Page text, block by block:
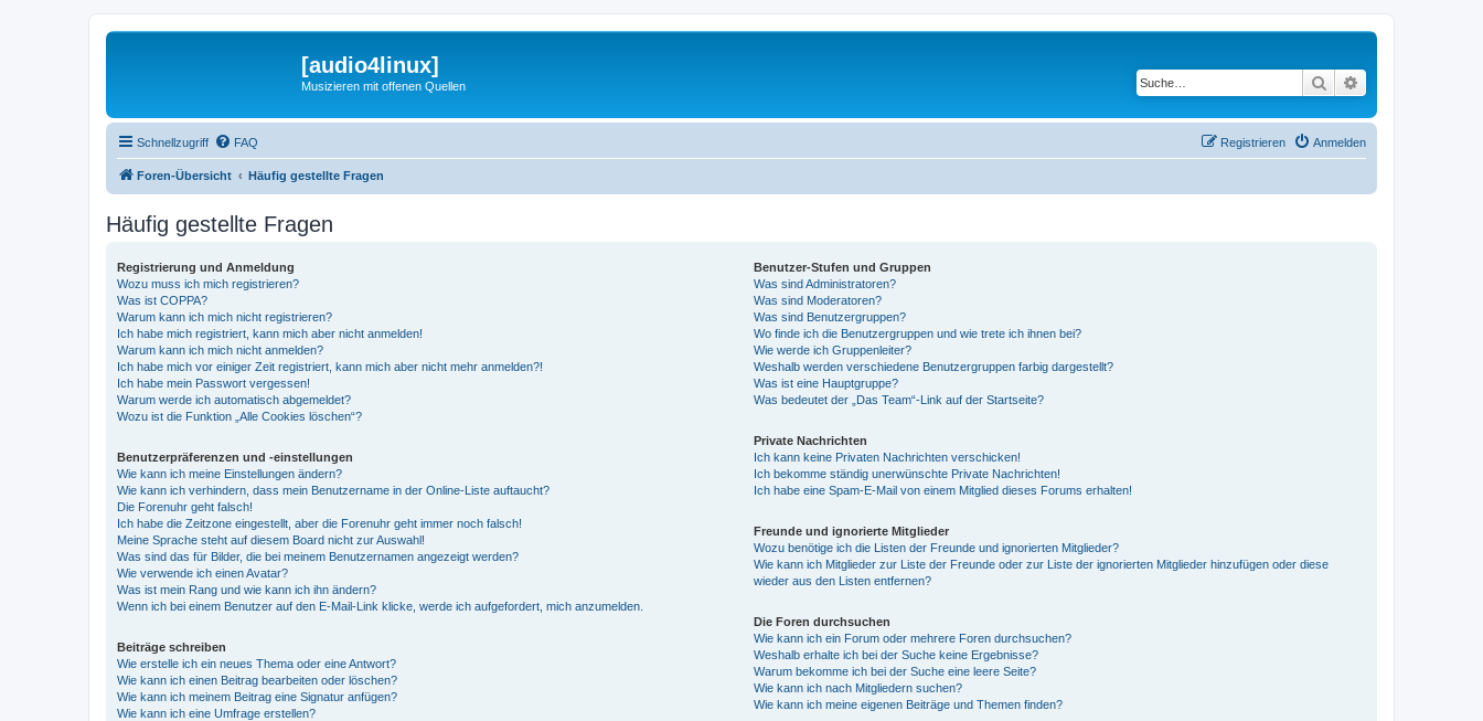
[audio4linux]
Musizieren mit offenen Quellen Suche
Schnellzugriff FAQ Anmelden
Registrieren
Foren-Übersicht Häufig gestellte Fragen
Häufig gestellte Fragen
Registrierung und Anmeldung
Wozu muss ich mich registrieren?
Was ist COPPA?
Warum kann ich mich nicht registrieren?
Ich habe mich registriert, kann mich aber nicht anmelden!
Warum kann ich mich nicht anmelden?
Ich habe mich vor einiger Zeit registriert, kann mich aber nicht mehr anmelden?!
Ich habe mein Passwort vergessen!
Warum werde ich automatisch abgemeldet?
Wozu ist die Funktion „Alle Cookies löschen“?
Benutzerpräferenzen und -einstellungen
Wie kann ich meine Einstellungen ändern?
Wie kann ich verhindern, dass mein Benutzername in der Online-Liste auftaucht?
Die Forenuhr geht falsch!
Ich habe die Zeitzone eingestellt, aber die Forenuhr geht immer noch falsch!
Meine Sprache steht auf diesem Board nicht zur Auswahl!
Was sind das für Bilder, die bei meinem Benutzernamen angezeigt werden?
Wie verwende ich einen Avatar?
Was ist mein Rang und wie kann ich ihn ändern?
Wenn ich bei einem Benutzer auf den E-Mail-Link klicke, werde ich aufgefordert, mich anzumelden.
Beiträge schreiben
Wie erstelle ich ein neues Thema oder eine Antwort?
Wie kann ich einen Beitrag bearbeiten oder löschen?
Wie kann ich meinem Beitrag eine Signatur anfügen?
Wie kann ich eine Umfrage erstellen?
Benutzer-Stufen und Gruppen
Was sind Administratoren?
Was sind Moderatoren?
Was sind Benutzergruppen?
Wo finde ich die Benutzergruppen und wie trete ich ihnen bei?
Wie werde ich Gruppenleiter?
Weshalb werden verschiedene Benutzergruppen farbig dargestellt?
Was ist eine Hauptgruppe?
Was bedeutet der „Das Team“-Link auf der Startseite?
Private Nachrichten
Ich kann keine Privaten Nachrichten verschicken!
Ich bekomme ständig unerwünschte Private Nachrichten!
Ich habe eine Spam-E-Mail von einem Mitglied dieses Forums erhalten!
Freunde und ignorierte Mitglieder
Wozu benötige ich die Listen der Freunde und ignorierten Mitglieder?
Wie kann ich Mitglieder zur Liste der Freunde oder zur Liste der ignorierten Mitglieder hinzufügen oder diese
wieder aus den Listen entfernen?
Die Foren durchsuchen
Wie kann ich ein Forum oder mehrere Foren durchsuchen?
Weshalb erhalte ich bei der Suche keine Ergebnisse?
Warum bekomme ich bei der Suche eine leere Seite?
Wie kann ich nach Mitgliedern suchen?
Wie kann ich meine eigenen Beiträge und Themen finden?